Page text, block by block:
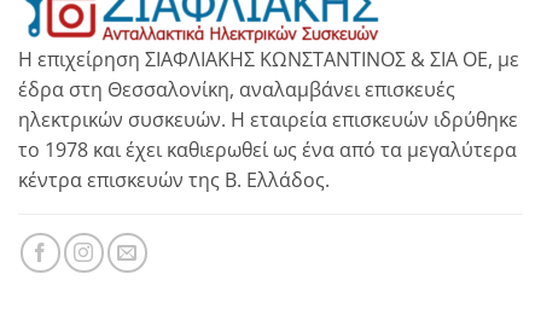
Η επιχείρηση ΣΙΑΦΛΙΑΚΗΣ ΚΩΝΣΤΑΝΤΙΝΟΣ & ΣΙΑ ΟΕ, με
έδρα στη Θεσσαλονίκη, αναλαμβάνει επισκευές
ηλεκτρικών συσκευών. Η εταιρεία επισκευών ιδρύθηκε
το 1978 και έχει καθιερωθεί ως ένα από τα μεγαλύτερα
κέντρα επισκευών της Β. Ελλάδος.